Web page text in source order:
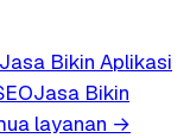
Jasa Bikin Aplikasi
Jasa Bikin
layanan →